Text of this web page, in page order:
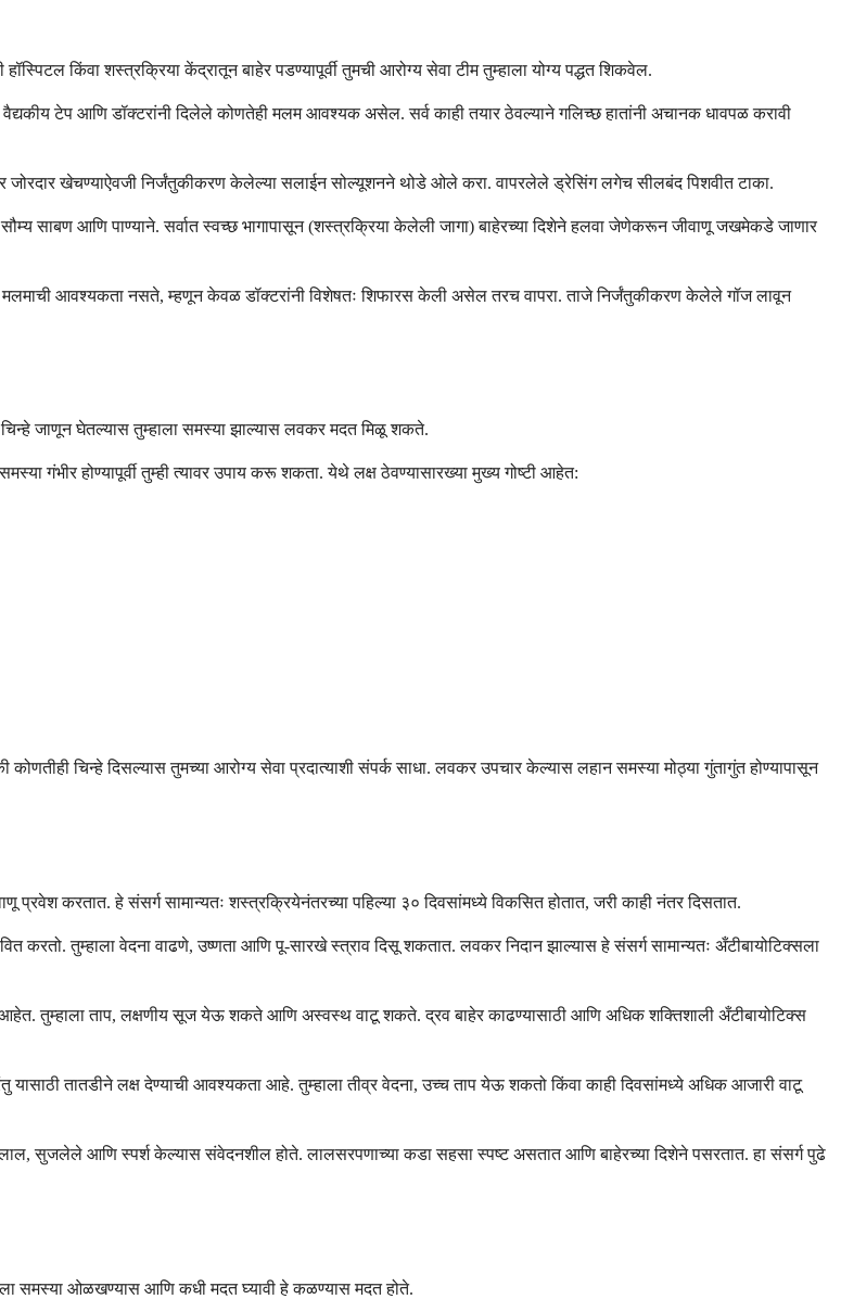
किंवा शस्त्रक्रिया केंद्रातून बाहेर पडण्यापूर्वी तुमची आरोग्य सेवा टीम तुम्हाला योग्य पद्धत शिकवेल.
टेप आणि डॉक्टरांनी दिलेले कोणतेही मलम आवश्यक असेल. सर्व काही तयार ठेवल्याने गलिच्छ हातांनी अचानक धावपळ करावी
खेचण्याऐवजी निर्जंतुकीकरण केलेल्या सलाईन सोल्यूशनने थोडे ओले करा. वापरलेले ड्रेसिंग लगेच सीलबंद पिशवीत टाका.
साबण आणि पाण्याने. सर्वात स्वच्छ भागापासून (शस्त्रक्रिया केलेली जागा) बाहेरच्या दिशेने हलवा जेणेकरून जीवाणू जखमेकडे जाणार
आवश्यकता नसते, म्हणून केवळ डॉक्टरांनी विशेषतः शिफारस केली असेल तरच वापरा. ताजे निर्जंतुकीकरण केलेले गॉज लावून
जाणून घेतल्यास तुम्हाला समस्या झाल्यास लवकर मदत मिळू शकते.
गंभीर होण्यापूर्वी तुम्ही त्यावर उपाय करू शकता. येथे लक्ष ठेवण्यासारख्या मुख्य गोष्टी आहेत:
चिन्हे दिसल्यास तुमच्या आरोग्य सेवा प्रदात्याशी संपर्क साधा. लवकर उपचार केल्यास लहान समस्या मोठ्या गुंतागुंत होण्यापासून
प्रवेश करतात. हे संसर्ग सामान्यतः शस्त्रक्रियेनंतरच्या पहिल्या ३० दिवसांमध्ये विकसित होतात, जरी काही नंतर दिसतात.
करतो. तुम्हाला वेदना वाढणे, उष्णता आणि पू-सारखे स्त्राव दिसू शकतात. लवकर निदान झाल्यास हे संसर्ग सामान्यतः अँटीबायोटिक्सला
तुम्हाला ताप, लक्षणीय सूज येऊ शकते आणि अस्वस्थ वाटू शकते. द्रव बाहेर काढण्यासाठी आणि अधिक शक्तिशाली अँटीबायोटिक्स
यासाठी तातडीने लक्ष देण्याची आवश्यकता आहे. तुम्हाला तीव्र वेदना, उच्च ताप येऊ शकतो किंवा काही दिवसांमध्ये अधिक आजारी वाटू
सुजलेले आणि स्पर्श केल्यास संवेदनशील होते. लालसरपणाच्या कडा सहसा स्पष्ट असतात आणि बाहेरच्या दिशेने पसरतात. हा संसर्ग पुढे
समस्या ओळखण्यास आणि कधी मदत घ्यावी हे कळण्यास मदत होते.